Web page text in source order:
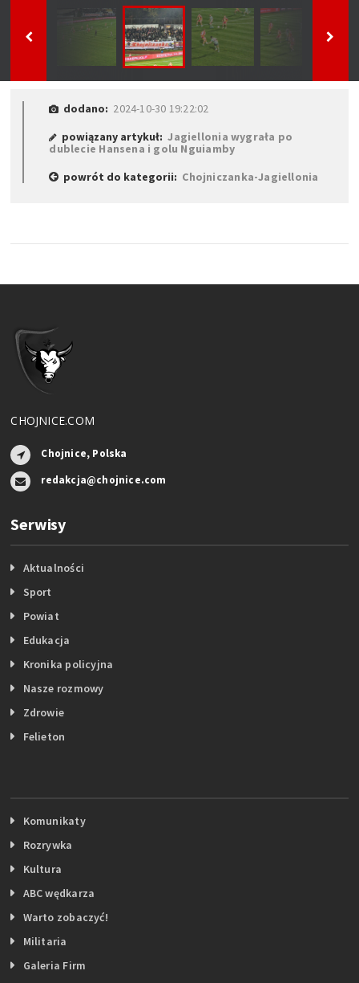
dodano: 2024-10-30 19:22:02
powiązany artykuł:Jagiellonia wygrała po
dublecie Hansena i golu Nguiamby
powrót do kategorii: Chojniczanka-Jagiellonia
CHOJNICE.COM
Chojnice, Polska
redakcja@chojnice.com
Serwisy
Aktualności
Sport
Powiat
Edukacja
Kronika policyjna
Nasze rozmowy
Zdrowie
Felieton
Komunikaty
Rozrywka
Kultura
ABC wędkarza
Warto zobaczyć!
Militaria
Galeria Firm